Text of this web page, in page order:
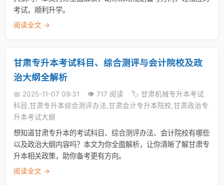
考试，顺利升学。
阅读全文 →
甘肃专升本考试科目、综合测评与会计院校及政
治大纲全解析
📅 2025-11-07 09:31 👁️ 717 阅读
🏷️ 甘肃机械专升本考试
科目,甘肃专升本综合测评办法,甘肃会计专升本院校,甘肃政治专
升本考试大纲
想知道甘肃专升本的考试科目、综合测评办法、会计院校有哪些
以及政治大纲内容吗？本文为你全面解析，让你清晰了解甘肃专
升本相关政策，助你备考更有方向。
阅读全文 →